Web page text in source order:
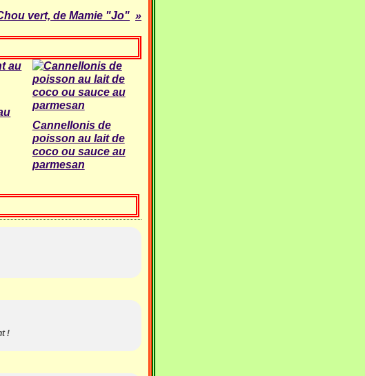
vert, de Mamie "Jo"
Cannellonis de
poisson au lait de
coco ou sauce au
parmesan
!